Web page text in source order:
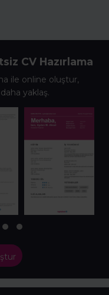
CV Hazırlama
ile online oluştur,
yaklaş.